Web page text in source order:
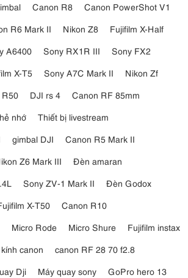
Canon R8
Canon PowerShot V1
R6 Mark II Nikon Z8
Fujifilm X-Half
A6400 Sony RX1R III
Sony FX2
X-T5 Sony A7C Mark II
Nikon Zf
DJI rs 4
Canon RF 85mm
nhớ
Thiết bị livestream
gimbal DJI
Canon R5 Mark II
Z6 Mark III
Đèn amaran
Sony ZV-1 Mark II
Đèn Godox
X-T50
Canon R10
Micro Rode Micro Shure
Fujifilm instax
canon
canon RF 28 70 f2.8
Dji Máy quay sony
GoPro hero 13